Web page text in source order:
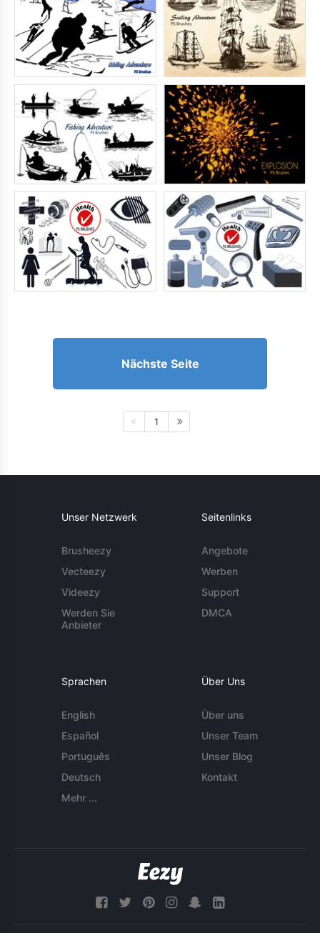
Nächste Seite
1
Unser Netzwerk
Brusheezy
Vecteezy
Videezy
Werden Sie
Anbieter
Seitenlinks
Angebote
Werben
Support
DMCA
Sprachen
English
Español
Português
Deutsch
Mehr ...
Über Uns
Über uns
Unser Team
Unser Blog
Kontakt